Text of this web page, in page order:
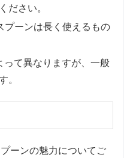
ださい。
プーンは長く使えるもの
って異なりますが、一般
。
ーンの魅力についてご